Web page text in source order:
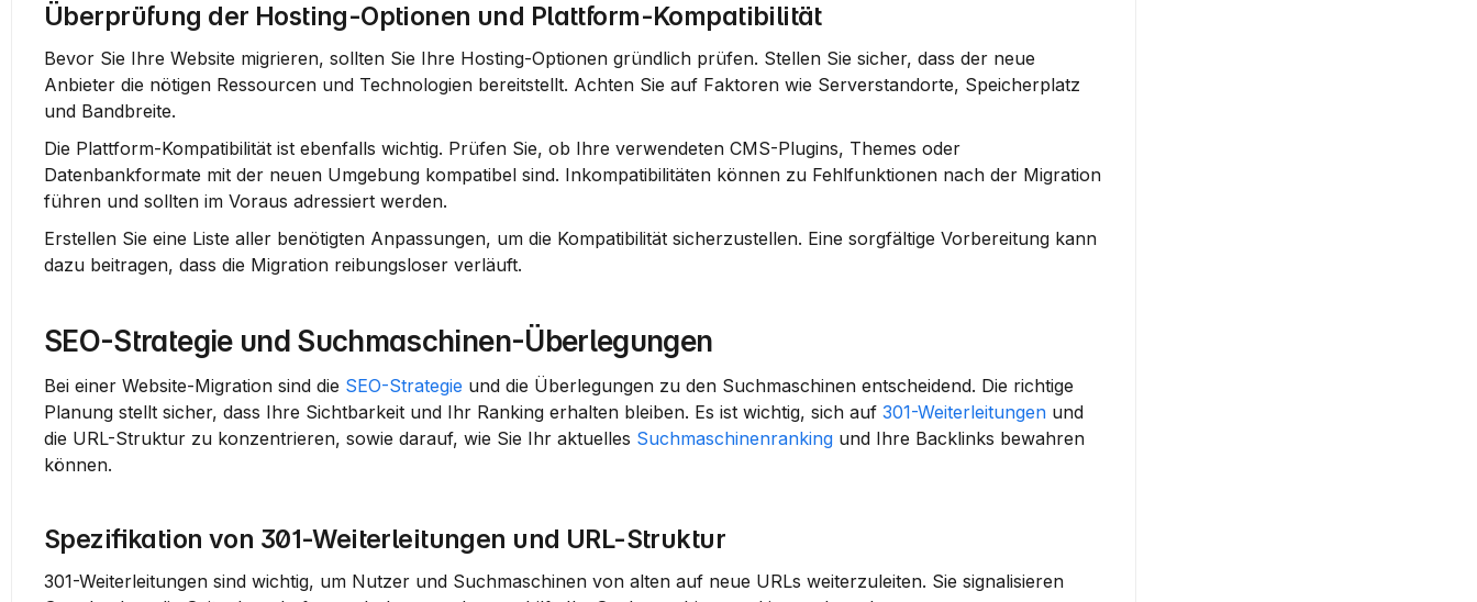
Überprüfung der Hosting-Optionen und Plattform-Kompatibilität
Bevor Sie Ihre Website migrieren, sollten Sie Ihre Hosting-Optionen gründlich prüfen. Stellen Sie sicher, dass der neue
Anbieter die nötigen Ressourcen und Technologien bereitstellt. Achten Sie auf Faktoren wie Serverstandorte, Speicherplatz
und Bandbreite.
Die Plattform-Kompatibilität ist ebenfalls wichtig. Prüfen Sie, ob Ihre verwendeten CMS-Plugins, Themes oder
Datenbankformate mit der neuen Umgebung kompatibel sind. Inkompatibilitäten können zu Fehlfunktionen nach der Migration
führen und sollten im Voraus adressiert werden.
Erstellen Sie eine Liste aller benötigten Anpassungen, um die Kompatibilität sicherzustellen. Eine sorgfältige Vorbereitung kann
dazu beitragen, dass die Migration reibungsloser verläuft.
SEO-Strategie und Suchmaschinen-Überlegungen
Bei einer Website-Migration sind die SEO-Strategie und die Überlegungen zu den Suchmaschinen entscheidend. Die richtige
Planung stellt sicher, dass Ihre Sichtbarkeit und Ihr Ranking erhalten bleiben. Es ist wichtig, sich auf 301-Weiterleitungen und
die URL-Struktur zu konzentrieren, sowie darauf, wie Sie Ihr aktuelles Suchmaschinenranking und Ihre Backlinks bewahren
können.
Spezifikation von 301-Weiterleitungen und URL-Struktur
301-Weiterleitungen sind wichtig, um Nutzer und Suchmaschinen von alten auf neue URLs weiterzuleiten. Sie signalisieren